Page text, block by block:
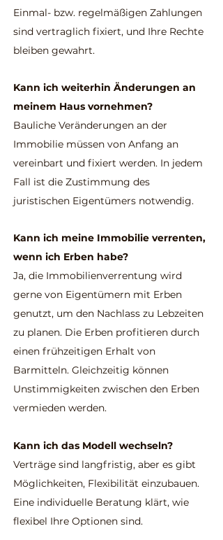
Einmal- bzw. regelmäßigen Zahlungen
sind vertraglich fixiert, und Ihre Rechte
bleiben gewahrt.
Kann ich weiterhin Änderungen an
meinem Haus vornehmen?
Bauliche Veränderungen an der
Immobilie müssen von Anfang an
vereinbart und fixiert werden. In jedem
Fall ist die Zustimmung des
juristischen Eigentümers notwendig.
Kann ich meine Immobilie verrenten,
wenn ich Erben habe?
Ja, die Immobilienverrentung wird
gerne von Eigentümern mit Erben
genutzt, um den Nachlass zu Lebzeiten
zu planen. Die Erben profitieren durch
einen frühzeitigen Erhalt von
Barmitteln. Gleichzeitig können
Unstimmigkeiten zwischen den Erben
vermieden werden.
Kann ich das Modell wechseln?
Verträge sind langfristig, aber es gibt
Möglichkeiten, Flexibilität einzubauen.
Eine individuelle Beratung klärt, wie
flexibel Ihre Optionen sind.